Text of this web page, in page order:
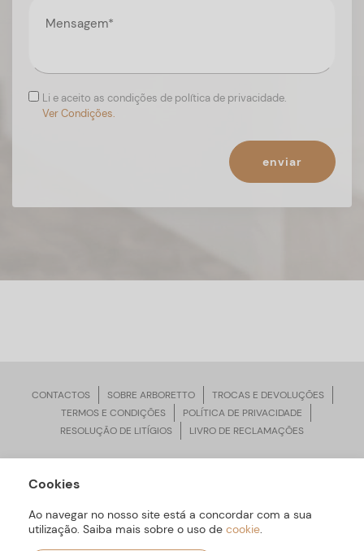
Li e aceito as condições de política de privacidade.
Ver Condições.
enviar
CONTACTOS SOBRE ARBORETTO
TROCAS E DEVOLUÇÕES
TERMOS E CONDIÇÕES
POLÍTICA DE PRIVACIDADE
RESOLUÇÃO DE LITÍGIOS
LIVRO DE RECLAMAÇÕES
ARBORETTO © Todos os Direitos Reservados | Desenvolvido por
Cookies
Ao navegar no nosso site está a concordar com a sua
utilização. Saiba mais sobre o uso de cookie.